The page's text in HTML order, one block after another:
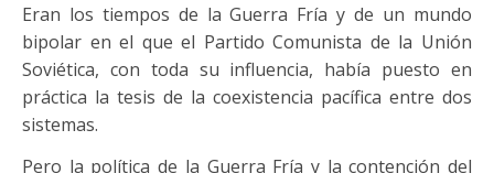
Eran los tiempos de la Guerra Fría y de un mundo
bipolar en el que el Partido Comunista de la Unión
Soviética, con toda su influencia, había puesto en
práctica la tesis de la coexistencia pacífica entre dos
sistemas.
Pero la política de la Guerra Fría y la contención del